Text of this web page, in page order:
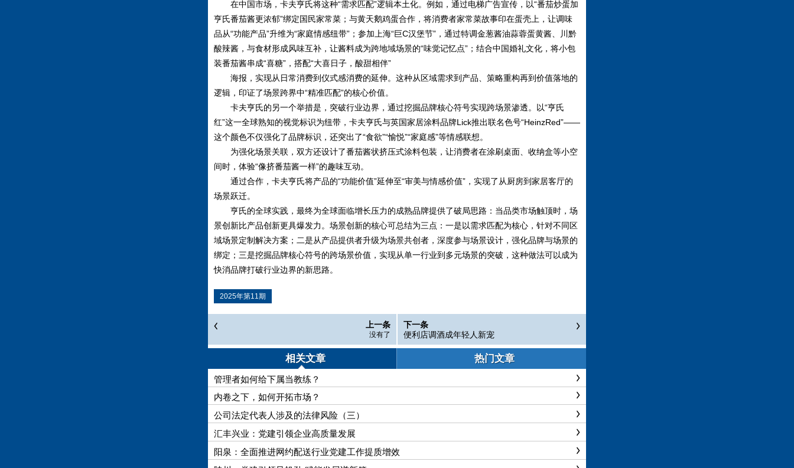
在中国市场，卡夫亨氏将这种“需求匹配”逻辑本土化。例如，通过电梯广告宣传，以“番茄炒蛋加
亨氏番茄酱更浓郁”绑定国民家常菜；与黄天鹅鸡蛋合作，将消费者家常菜故事印在蛋壳上，让调味
品从“功能产品”升维为“家庭情感纽带”；参加上海“巨C汉堡节”，通过特调金葱酱油蒜蓉蛋黄酱、川黔
酸辣酱，与食材形成风味互补，让酱料成为跨地域场景的“味觉记忆点”；结合中国婚礼文化，将小包
装番茄酱串成“喜糖”，搭配“大喜日子，酸甜相伴”
海报，实现从日常消费到仪式感消费的延伸。这种从区域需求到产品、策略重构再到价值落地的
逻辑，印证了场景跨界中“精准匹配”的核心价值。
卡夫亨氏的另一个举措是，突破行业边界，通过挖掘品牌核心符号实现跨场景渗透。以“亨氏
红”这一全球熟知的视觉标识为纽带，卡夫亨氏与英国家居涂料品牌Lick推出联名色号“HeinzRed”——
这个颜色不仅强化了品牌标识，还突出了“食欲”“愉悦”“家庭感”等情感联想。
为强化场景关联，双方还设计了番茄酱状挤压式涂料包装，让消费者在涂刷桌面、收纳盒等小空
间时，体验“像挤番茄酱一样”的趣味互动。
通过合作，卡夫亨氏将产品的“功能价值”延伸至“审美与情感价值”，实现了从厨房到家居客厅的
场景跃迁。
亨氏的全球实践，最终为全球面临增长压力的成熟品牌提供了破局思路：当品类市场触顶时，场
景创新比产品创新更具爆发力。场景创新的核心可总结为三点：一是以需求匹配为核心，针对不同区
域场景定制解决方案；二是从产品提供者升级为场景共创者，深度参与场景设计，强化品牌与场景的
绑定；三是挖掘品牌核心符号的跨场景价值，实现从单一行业到多元场景的突破，这种做法可以成为
快消品牌打破行业边界的新思路。
2025年第11期
上一条
没有了
下一条
便利店调酒成年轻人新宠
相关文章 热门文章
管理者如何给下属当教练？
内卷之下，如何开拓市场？
公司法定代表人涉及的法律风险（三）
汇丰兴业：党建引领企业高质量发展
阳泉：全面推进网约配送行业党建工作提质增效